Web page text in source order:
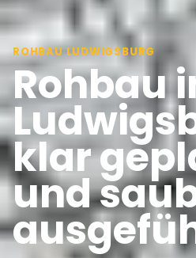
ROHBAU LUDWIGSBURG
Rohbau
klar
und